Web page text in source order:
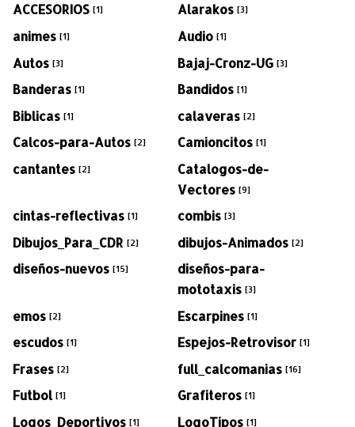
ACCESORIOS [1] Alarakos [3]
animes [1] Audio [1]
Autos [3] Bajaj-Cronz-UG [3]
Banderas [1] Bandidos [1]
Biblicas [1] calaveras [2]
Calcos-para-Autos [2] Camioncitos [1]
cantantes [2]
Catalogos-de-
Vectores [9]
cintas-reflectivas [1] combis [3]
Dibujos_Para_CDR [2] dibujos-Animados [2]
diseños-nuevos [15]
diseños-para-
mototaxis [3]
emos [2] Escarpines [1]
escudos [1] Espejos-Retrovisor [1]
Frases [2] full_calcomanias [16]
Futbol [1] Grafiteros [1]
Logos_Deportivos [1] LogoTipos [1]